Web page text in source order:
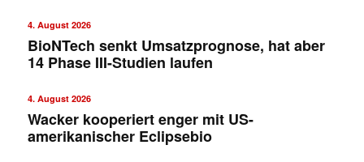
4. August 2026
BioNTech senkt Umsatzprognose, hat aber
14 Phase III-Studien laufen
4. August 2026
Wacker kooperiert enger mit US-
amerikanischer Eclipsebio